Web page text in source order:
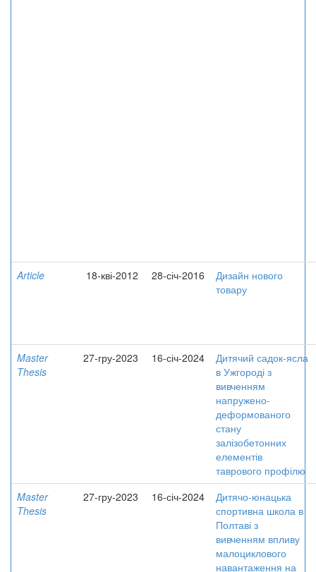
Article 18-кві-2012 28-січ-2016
Дизайн нового
товару
Master
Thesis
27-гру-2023 16-січ-2024
Дитячий садок-ясла
в Ужгороді з
вивченням
напружено-
деформованого
стану
залізобетонних
елементів
таврового профілю
Master
Thesis
27-гру-2023 16-січ-2024
Дитячо-юнацька
спортивна школа в
Полтаві з
вивченням впливу
малоциклового
навантаження на